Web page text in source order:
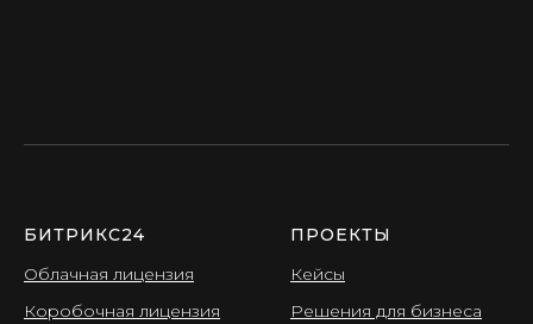
БИТРИКС24
Облачная лицензия
Коробочная лицензия
ПРОЕКТЫ
Кейсы
Решения для бизнеса